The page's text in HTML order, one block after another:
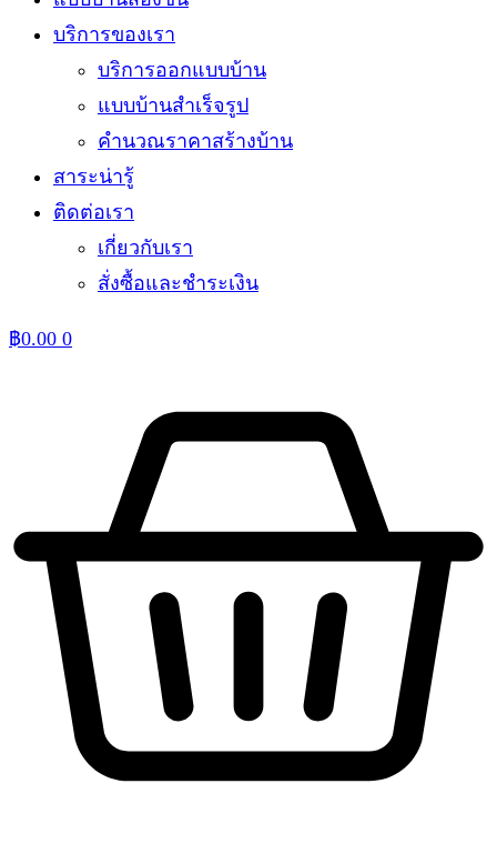
บริการของเรา
บริการออกแบบบ้าน
แบบบ้านสำเร็จรูป
คำนวณราคาสร้างบ้าน
สาระน่ารู้
ติดต่อเรา
เกี่ยวกับเรา
สั่งซื้อและชำระเงิน
฿0.00 0